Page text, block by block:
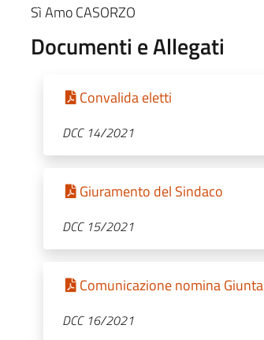
Sì Amo CASORZO
Documenti e Allegati
Convalida eletti
DCC 14/2021
Giuramento del Sindaco
DCC 15/2021
Comunicazione nomina Giunta
DCC 16/2021